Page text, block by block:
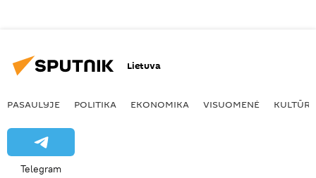
Lietuva
PASAULYJE POLITIKA EKONOMIKA VISUOMENĖ KULTŪRA
Telegram